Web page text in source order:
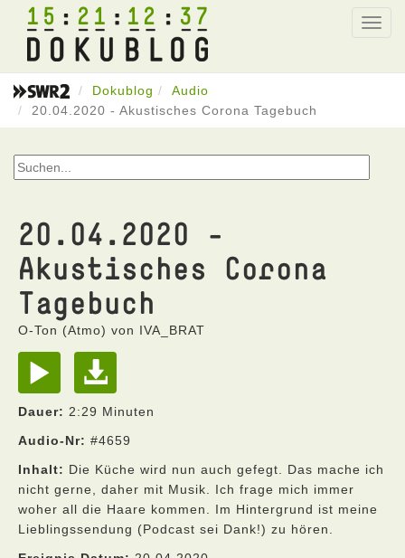
15 21 12 37
Dokublog
Audio
20.04.2020 - Akustisches Corona Tagebuch
20.04.2020 -
Akustisches Corona
Tagebuch
O-Ton (Atmo) von IVA_BRAT
Dauer: 2:29 Minuten
Audio-Nr: #4659
Inhalt: Die Küche wird nun auch gefegt. Das mache ich
nicht gerne, daher mit Musik. Ich frage mich immer
woher all die Haare kommen. Im Hintergrund ist meine
Lieblingssendung (Podcast sei Dank!) zu hören.